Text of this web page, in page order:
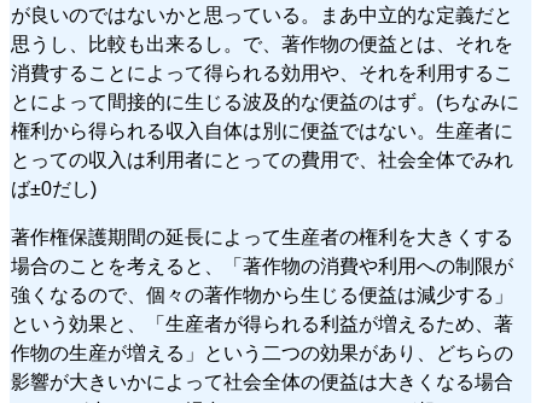
が良いのではないかと思っている。まあ中立的な定義だと
思うし、比較も出来るし。で、著作物の便益とは、それを
消費することによって得られる効用や、それを利用するこ
とによって間接的に生じる波及的な便益のはず。(ちなみに
権利から得られる収入自体は別に便益ではない。生産者に
とっての収入は利用者にとっての費用で、社会全体でみれ
ば±0だし)
著作権保護期間の延長によって生産者の権利を大きくする
場合のことを考えると、「著作物の消費や利用への制限が
強くなるので、個々の著作物から生じる便益は減少する」
という効果と、「生産者が得られる利益が増えるため、著
作物の生産が増える」という二つの効果があり、どちらの
影響が大きいかによって社会全体の便益は大きくなる場合